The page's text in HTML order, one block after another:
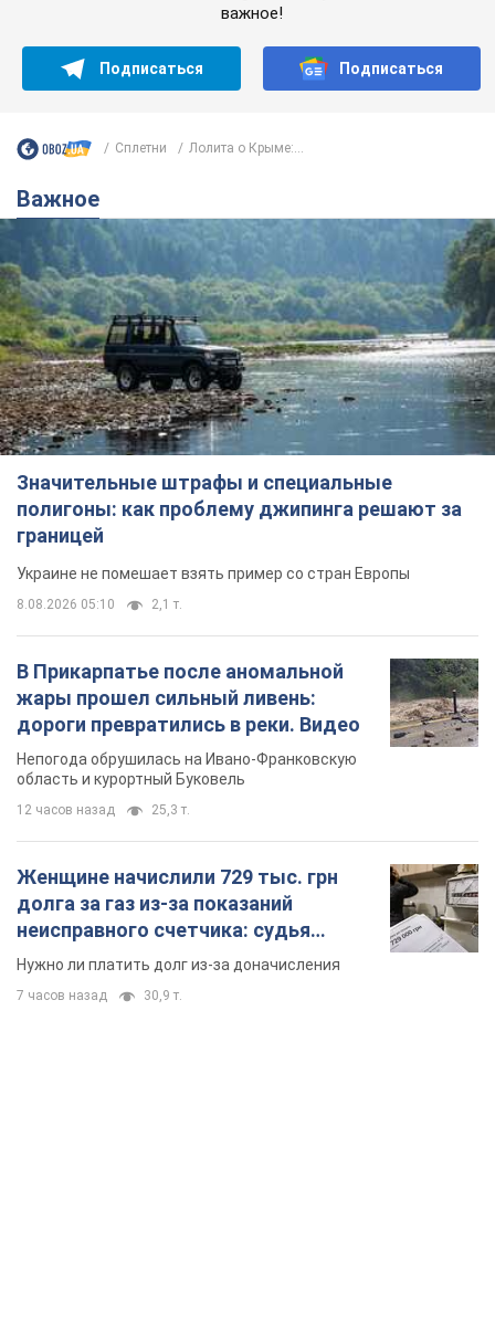
важное!
Подписаться Подписаться
Сплетни Лолита о Крыме:...
Важное
Значительные штрафы и специальные
полигоны: как проблему джипинга решают за
границей
Украине не помешает взять пример со стран Европы
8.08.2026 05:10 2,1 т.
В Прикарпатье после аномальной
жары прошел сильный ливень:
дороги превратились в реки. Видео
Непогода обрушилась на Ивано-Франковскую
область и курортный Буковель
12 часов назад 25,3 т.
Женщине начислили 729 тыс. грн
долга за газ из-за показаний
неисправного счетчика: судья
вынес неожиданное решение
Нужно ли платить долг из-за доначисления
7 часов назад 30,9 т.